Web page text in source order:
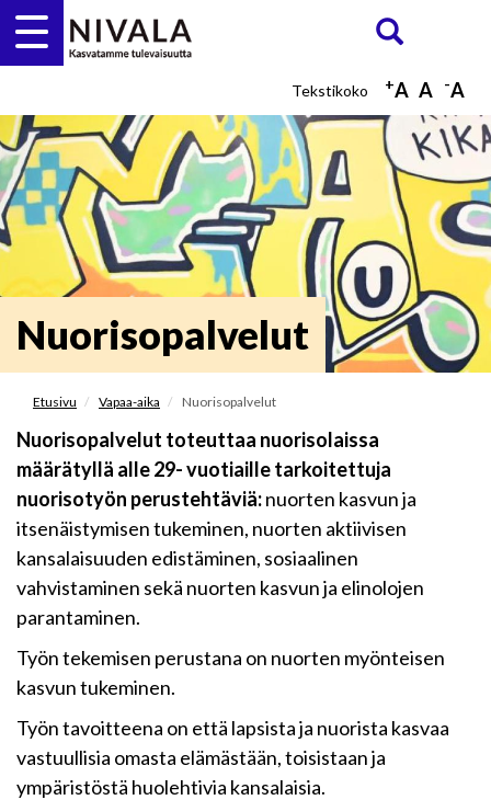
Hyppää
pääsisältöön
ETSI
-A
A
+A
Nuorisopalvelut
Etusivu Vapaa-aika Nuorisopalvelut
Nuorisopalvelut toteuttaa nuorisolaissa
määrätyllä alle 29- vuotiaille tarkoitettuja
nuorisotyön perustehtäviä:nuorten kasvun ja
itsenäistymisen tukeminen, nuorten aktiivisen
kansalaisuuden edistäminen, sosiaalinen
vahvistaminen sekä nuorten kasvun ja elinolojen
parantaminen.
Työn tekemisen perustana on nuorten myönteisen
kasvun tukeminen.
Työn tavoitteena on että lapsista ja nuorista kasvaa
vastuullisia omasta elämästään, toisistaan ja
ympäristöstä huolehtivia kansalaisia.